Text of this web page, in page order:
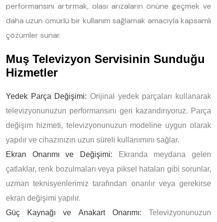
performansını artırmak, olası arızaların önüne geçmek ve
daha uzun ömürlü bir kullanım sağlamak amacıyla kapsamlı
çözümler sunar.
Muş Televizyon Servisinin Sunduğu
Hizmetler
Yedek Parça Değişimi: Orijinal yedek parçaları kullanarak
televizyonunuzun performansını geri kazandırıyoruz. Parça
değişim hizmeti, televizyonunuzun modeline uygun olarak
yapılır ve cihazınızın uzun süreli kullanımını sağlar.
Ekran Onarımı ve Değişimi: Ekranda meydana gelen
çatlaklar, renk bozulmaları veya piksel hataları gibi sorunlar,
uzman teknisyenlerimiz tarafından onarılır veya gerekirse
ekran değişimi yapılır.
Güç Kaynağı ve Anakart Onarımı: Televizyonunuzun